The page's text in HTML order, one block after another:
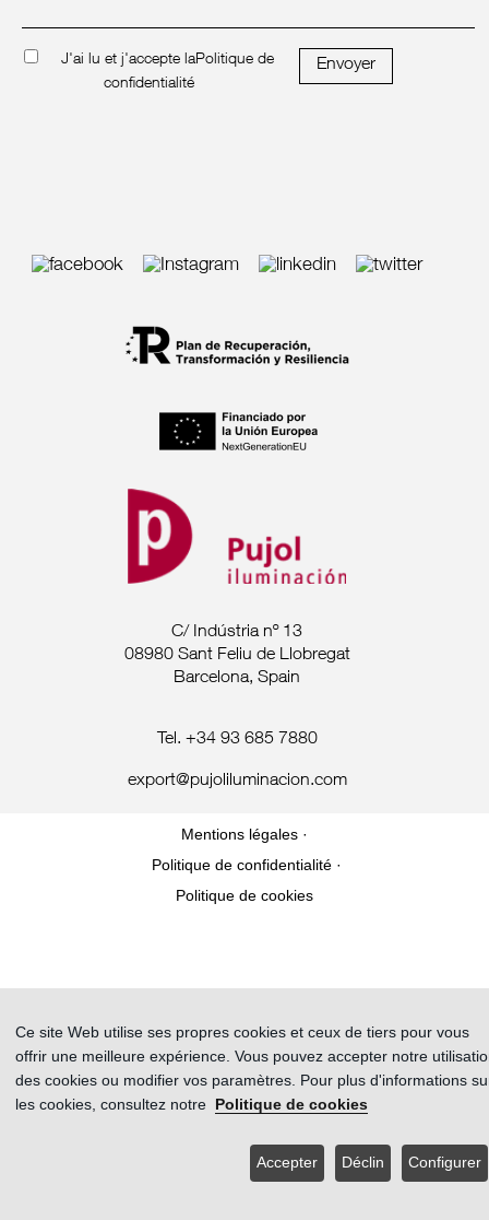
J'ai lu et j'accepte laPolitique de
confidentialité
Envoyer
C/ Indústria nº 13
08980 Sant Feliu de Llobregat
Barcelona, Spain
Tel. +34 93 685 7880
export@pujoliluminacion.com
Mentions légales ·
Politique de confidentialité ·
Politique de cookies
Ce site Web utilise ses propres cookies et ceux de tiers pour vous
offrir une meilleure expérience. Vous pouvez accepter notre
des cookies ou modifier vos paramètres. Pour plus d'informations
les cookies, consultez notre
Politique de cookies
Configurer
Déclin
Accepter